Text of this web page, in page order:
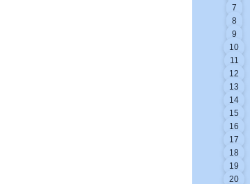
7
8
9
10
11
12
13
14
15
16
17
18
19
20